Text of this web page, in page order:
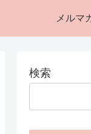
メルマ
検索